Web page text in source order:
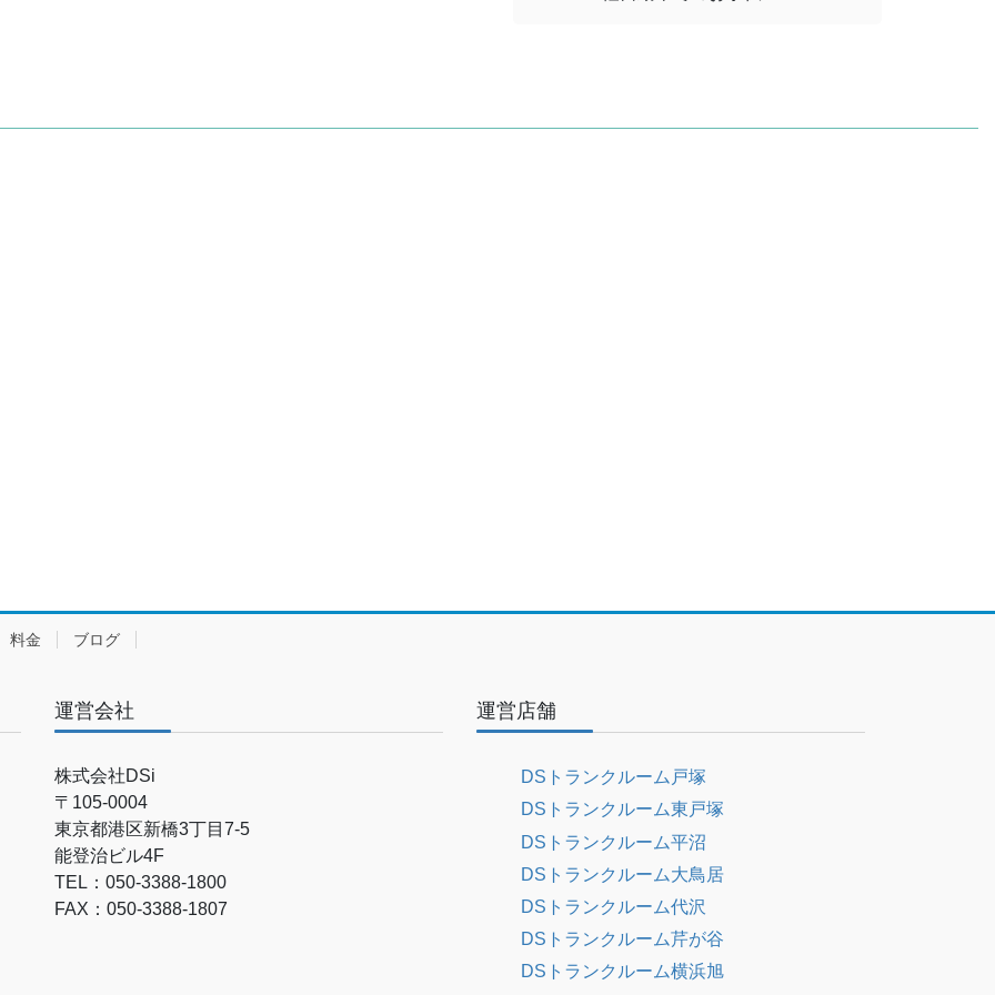
料金 ブログ
運営会社
株式会社DSi
〒105-0004
東京都港区新橋3丁目7-5
能登治ビル4F
TEL：050-3388-1800
FAX：050-3388-1807
運営店舗
DSトランクルーム戸塚
DSトランクルーム東戸塚
DSトランクルーム平沼
DSトランクルーム大鳥居
DSトランクルーム代沢
DSトランクルーム芹が谷
DSトランクルーム横浜旭